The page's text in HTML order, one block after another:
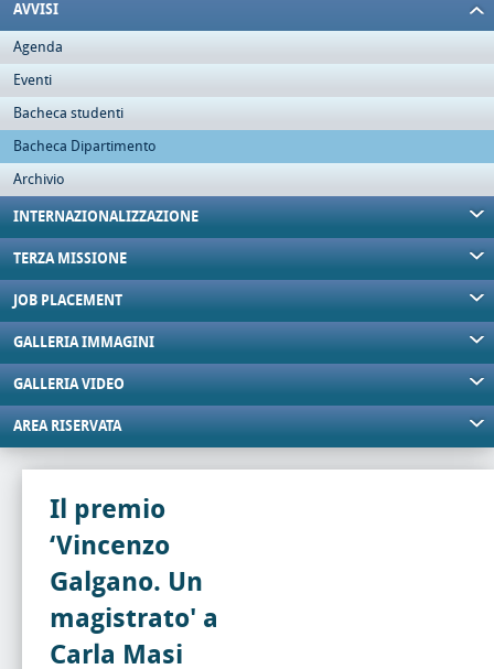
AVVISI
Agenda
Eventi
Bacheca studenti
Bacheca Dipartimento
Archivio
INTERNAZIONALIZZAZIONE
TERZA MISSIONE
JOB PLACEMENT
GALLERIA IMMAGINI
GALLERIA VIDEO
AREA RISERVATA
Il premio
‘Vincenzo
Galgano. Un
magistrato' a
Carla Masi